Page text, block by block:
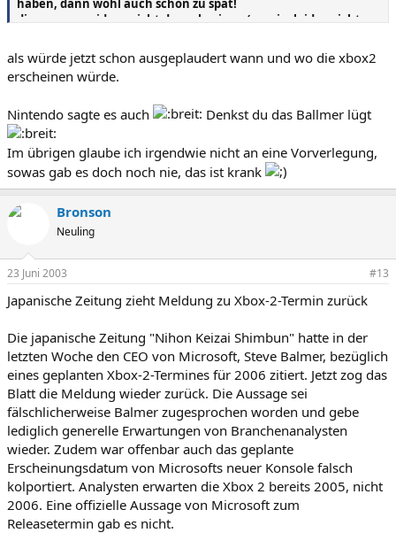
haben, dann wohl auch schon zu spät!
die aussage widerspricht der voherigen (wweiss leider nicht
keine 12 monate vorsprung ausbauen könne.
als würde jetzt schon ausgeplaudert wann und wo die xbox2
erscheinen würde.
Nintendo sagte es auch Denkst du das Ballmer lügt
Im übrigen glaube ich irgendwie nicht an eine Vorverlegung,
sowas gab es doch noch nie, das ist krank
Bronson
Neuling
23 Juni 2003 #13
Japanische Zeitung zieht Meldung zu Xbox-2-Termin zurück
Die japanische Zeitung "Nihon Keizai Shimbun" hatte in der
letzten Woche den CEO von Microsoft, Steve Balmer, bezüglich
eines geplanten Xbox-2-Termines für 2006 zitiert. Jetzt zog das
Blatt die Meldung wieder zurück. Die Aussage sei
fälschlicherweise Balmer zugesprochen worden und gebe
lediglich generelle Erwartungen von Branchenanalysten
wieder. Zudem war offenbar auch das geplante
Erscheinungsdatum von Microsofts neuer Konsole falsch
kolportiert. Analysten erwarten die Xbox 2 bereits 2005, nicht
2006. Eine offizielle Aussage von Microsoft zum
Releasetermin gab es nicht.